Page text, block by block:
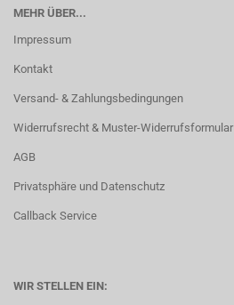
MEHR ÜBER...
Impressum
Kontakt
Versand- & Zahlungsbedingungen
Widerrufsrecht & Muster-Widerrufsformular
AGB
Privatsphäre und Datenschutz
Callback Service
WIR STELLEN EIN: